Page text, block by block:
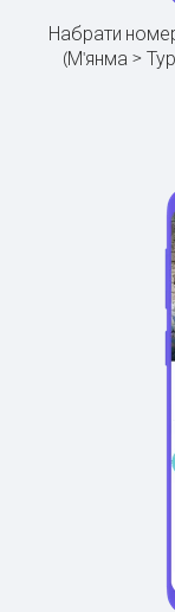
Набрати
(М'янма >